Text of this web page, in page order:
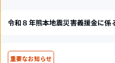
令和８年熊本地震災害義援金に係
重要なお知らせ